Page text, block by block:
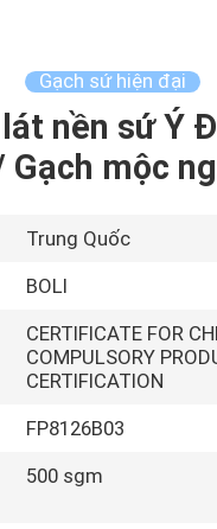
Gạch sứ hiện đại
nền sứ Ý
Gạch mộc
Trung Quốc
BOLI
CERTIFICATE FOR
COMPULSORY
CERTIFICATION
FP8126B03
500 sgm